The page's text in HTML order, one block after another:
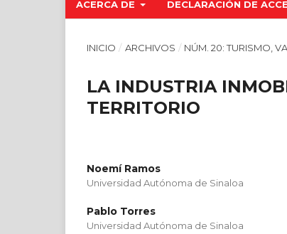
ACERCA DE DECLARACIÓN DE
INICIO / ARCHIVOS / NÚM. 20: TURISMO,
LA INDUSTRIA
TERRITORIO
Noemí Ramos
Universidad Autónoma de Sinaloa
Pablo Torres
Universidad Autónoma de Sinaloa